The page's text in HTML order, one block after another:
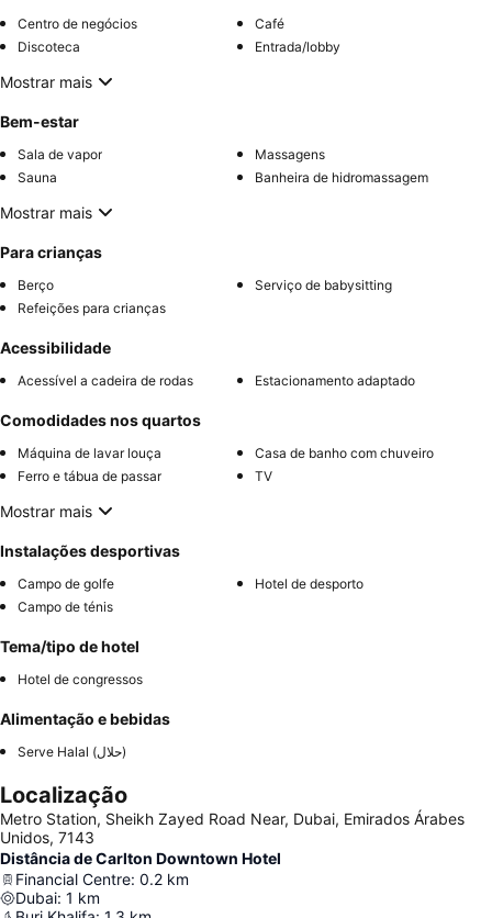
Centro de negócios
Café
Discoteca
Entrada/lobby
Mostrar mais
Bem-estar
Sala de vapor
Massagens
Sauna
Banheira de hidromassagem
Mostrar mais
Para crianças
Berço
Serviço de babysitting
Refeições para crianças
Acessibilidade
Acessível a cadeira de rodas Estacionamento adaptado
Comodidades nos quartos
Máquina de lavar louça
Casa de banho com chuveiro
Ferro e tábua de passar
TV
Mostrar mais
Instalações desportivas
Campo de golfe
Hotel de desporto
Campo de ténis
Tema/tipo de hotel
Hotel de congressos
Alimentação e bebidas
Serve Halal (حلال)
Localização
Metro Station, Sheikh Zayed Road Near, Dubai, Emirados Árabes
Unidos, 7143
Distância de Carlton Downtown Hotel
Financial Centre: 0.2 km
Dubai: 1 km